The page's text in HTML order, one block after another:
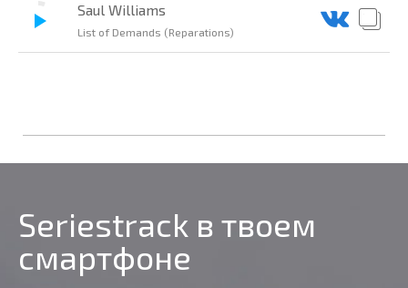
Saul Williams
List of Demands (Reparations)
Seriestrack в твоем
смартфоне